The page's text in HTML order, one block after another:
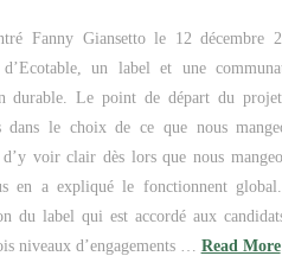
Fanny Giansetto le 12
d’Ecotable, un label et une
durable. Le point de départ du
dans le choix de ce que nous
voir clair dès lors que nous
en a expliqué le fonctionnent
du label qui est accordé aux
niveaux d’engagements … Read More